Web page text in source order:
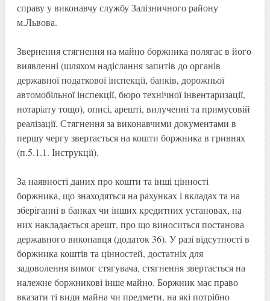
справу у виконавчу службу Залізничного району
м.Львова.
Звернення стягнення на майно боржника полягає в його
виявленні (шляхом надіслання запитів до органів
державної податкової інспекції, банків, дорожньої
автомобільної інспекції, бюро технічної інвентаризації,
нотаріату тощо), описі, арешті, вилученні та примусовій
реалізації. Стягнення за виконавчими документами в
першу чергу звертається на кошти боржника в гривнях
(п.5.1.1. Інструкції).
За наявності даних про кошти та інші цінності
боржника, що знаходяться на рахунках і вкладах та на
зберіганні в банках чи інших кредитних установах, на
них накладається арешт, про що виноситься постанова
державного виконавця (додаток 36). У разі відсутності в
боржника коштів та цінностей, достатніх для
задоволення вимог стягувача, стягнення звертається на
належне боржникові інше майно. Боржник має право
вказати ті види майна чи предмети, на які потрібно